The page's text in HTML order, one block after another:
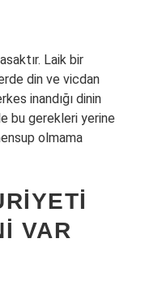
Laik bir
din ve vicdan
inandığı dinin
bu gerekleri yerine
olmama
VAR